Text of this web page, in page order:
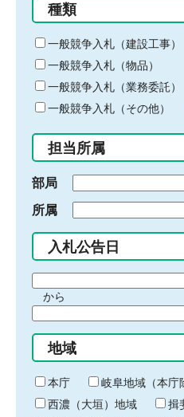
る
キ
ー
ワ
ー
ド
入
力
種類
一般競争入札（建設工事）
一般競争入札（物品）
一般競争入札（業務委託）
一般競争入札（その他）
担当所属
部局
所属
入札公告日
間
始
り
から
間
終
わ
り
地域
本庁
岐阜地域（本庁
西濃（大垣）地域
揖